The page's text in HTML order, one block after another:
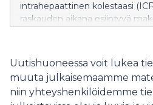
intrahepaattinen kolestaasi
raskauden aikana esiintyvä
sairauden perinnöllinen alttius
sappihappojen säätelyyn sekä
kolesteroliaineenvaihduntaan.
uusia mahdollisuuksia äitien
Uutishuoneessa voit lukea
muuta julkaisemaamme
niin yhteyshenkilöidemme